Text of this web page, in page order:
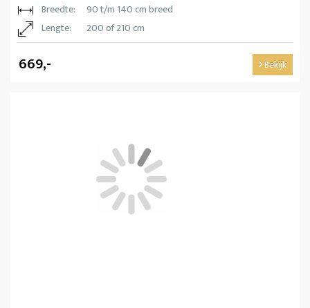
Breedte:
90 t/m 140 cm breed
Lengte:
200 of 210 cm
669,- Bekijk